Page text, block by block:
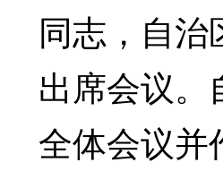
同志，自
出席会议
全体会议并